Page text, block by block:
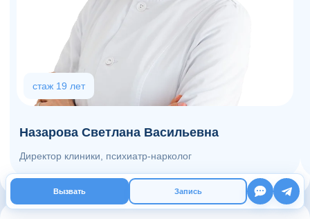
стаж 19 лет
Назарова Светлана Васильевна
Директор клиники, психиатр-нарколог
Вызвать Запись